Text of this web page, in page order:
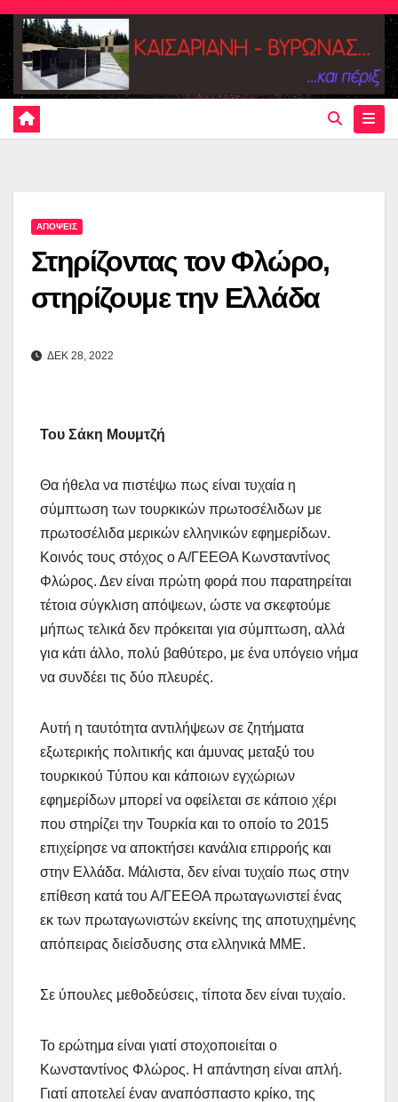
Skip
content
ΑΠΟΨΕΙΣ
Στηρίζοντας τον Φλώρο,
στηρίζουμε την Ελλάδα
ΔΕΚ 28, 2022
Του Σάκη Μουμτζή
Θα ήθελα να πιστέψω πως είναι τυχαία η
σύμπτωση των τουρκικών πρωτοσέλιδων με
πρωτοσέλιδα μερικών ελληνικών εφημερίδων.
Κοινός τους στόχος ο Α/ΓΕΕΘΑ Κωνσταντίνος
Φλώρος. Δεν είναι πρώτη φορά που παρατηρείται
τέτοια σύγκλιση απόψεων, ώστε να σκεφτούμε
μήπως τελικά δεν πρόκειται για σύμπτωση, αλλά
για κάτι άλλο, πολύ βαθύτερο, με ένα υπόγειο νήμα
να συνδέει τις δύο πλευρές.
Αυτή η ταυτότητα αντιλήψεων σε ζητήματα
εξωτερικής πολιτικής και άμυνας μεταξύ του
τουρκικού Τύπου και κάποιων εγχώριων
εφημερίδων μπορεί να οφείλεται σε κάποιο χέρι
που στηρίζει την Τουρκία και το οποίο το 2015
επιχείρησε να αποκτήσει κανάλια επιρροής και
στην Ελλάδα. Μάλιστα, δεν είναι τυχαίο πως στην
επίθεση κατά του Α/ΓΕΕΘΑ πρωταγωνιστεί ένας
εκ των πρωταγωνιστών εκείνης της αποτυχημένης
απόπειρας διείσδυσης στα ελληνικά ΜΜΕ.
Σε ύπουλες μεθοδεύσεις, τίποτα δεν είναι τυχαίο.
Το ερώτημα είναι γιατί στοχοποιείται ο
Κωνσταντίνος Φλώρος. Η απάντηση είναι απλή.
Γιατί αποτελεί έναν αναπόσπαστο κρίκο, της